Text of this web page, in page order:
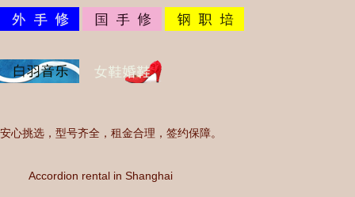
安心挑选，型号齐全，租金合理，签约保障。
Accordion rental in Shanghai